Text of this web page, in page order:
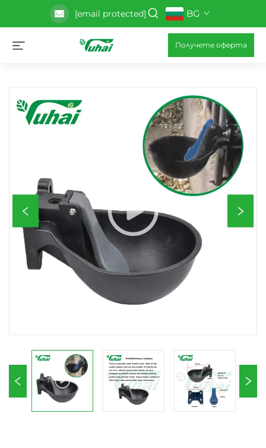
[email protected] BG
Получете оферта